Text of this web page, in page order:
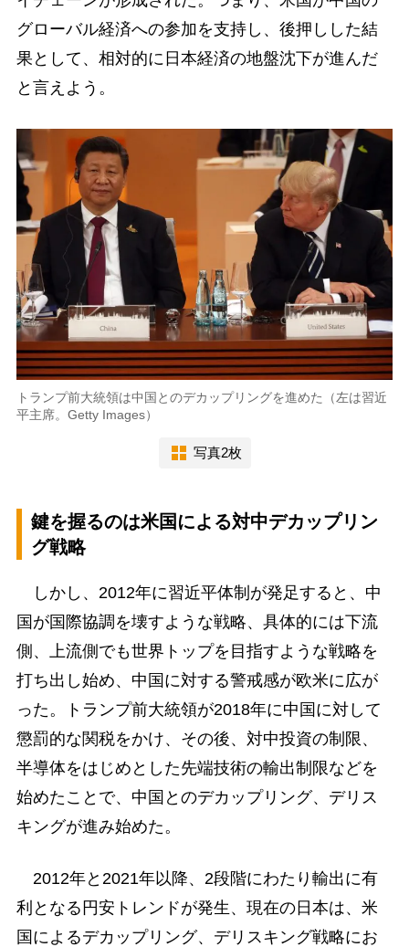
グローバル経済への参加を支持し、後押しした結
果として、相対的に日本経済の地盤沈下が進んだ
と言えよう。
トランプ前大統領は中国とのデカップリングを進めた（左は習近
平主席。Getty Images）
写真2枚
鍵を握るのは米国による対中デカップリン
グ戦略
しかし、2012年に習近平体制が発足すると、中
国が国際協調を壊すような戦略、具体的には下流
側、上流側でも世界トップを目指すような戦略を
打ち出し始め、中国に対する警戒感が欧米に広が
った。トランプ前大統領が2018年に中国に対して
懲罰的な関税をかけ、その後、対中投資の制限、
半導体をはじめとした先端技術の輸出制限などを
始めたことで、中国とのデカップリング、デリス
キングが進み始めた。
2012年と2021年以降、2段階にわたり輸出に有
利となる円安トレンドが発生、現在の日本は、米
国によるデカップリング、デリスキング戦略にお